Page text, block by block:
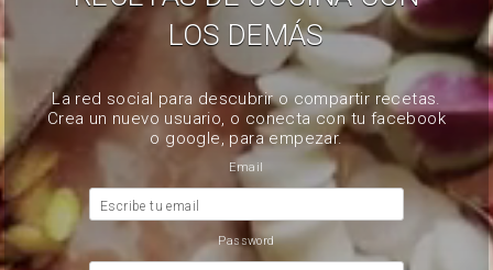
LOS DEMÁS
La red social para descubrir o compartir recetas.
Crea un nuevo usuario, o conecta con tu facebook
o google, para empezar.
Email
Escribe tu email
Password